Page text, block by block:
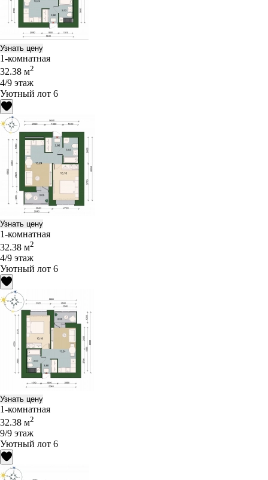
Узнать цену
1-комнатная
32.38 м2
4/9 этаж
Уютный лот 6
Узнать цену
1-комнатная
32.38 м2
4/9 этаж
Уютный лот 6
Узнать цену
1-комнатная
32.38 м2
9/9 этаж
Уютный лот 6